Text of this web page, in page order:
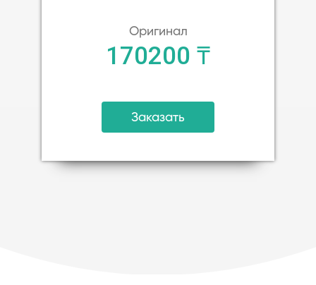
Оригинал
170200 ₸
Заказать